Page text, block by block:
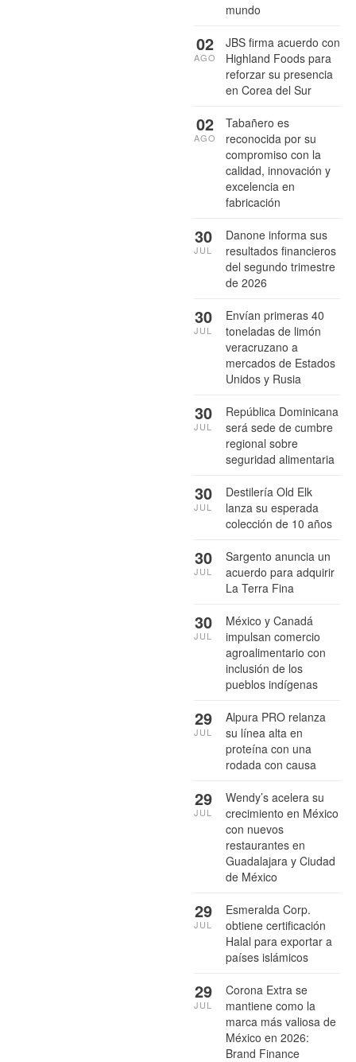
mundo
JBS firma acuerdo con
Highland Foods para
reforzar su presencia
en Corea del Sur
02
AGO
Tabañero es
reconocida por su
compromiso con la
calidad, innovación y
excelencia en
fabricación
02
AGO
Danone informa sus
resultados financieros
del segundo trimestre
de 2026
30
JUL
Envían primeras 40
toneladas de limón
veracruzano a
mercados de Estados
Unidos y Rusia
30
JUL
República Dominicana
será sede de cumbre
regional sobre
seguridad alimentaria
30
JUL
Destilería Old Elk
lanza su esperada
colección de 10 años
30
JUL
Sargento anuncia un
acuerdo para adquirir
La Terra Fina
30
JUL
México y Canadá
impulsan comercio
agroalimentario con
inclusión de los
pueblos indígenas
30
JUL
Alpura PRO relanza
su línea alta en
proteína con una
rodada con causa
29
JUL
Wendy’s acelera su
crecimiento en México
con nuevos
restaurantes en
Guadalajara y Ciudad
de México
29
JUL
Esmeralda Corp.
obtiene certificación
Halal para exportar a
países islámicos
29
JUL
Corona Extra se
mantiene como la
marca más valiosa de
México en 2026:
Brand Finance
29
JUL